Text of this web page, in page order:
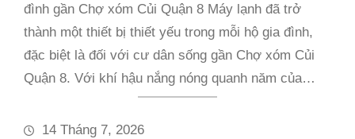
đình gần Chợ xóm Củi Quận 8 Máy lạnh đã trở
thành một thiết bị thiết yếu trong mỗi hộ gia đình,
đặc biệt là đối với cư dân sống gần Chợ xóm Củi
Quận 8. Với khí hậu nắng nóng quanh năm của…
14 Tháng 7, 2026